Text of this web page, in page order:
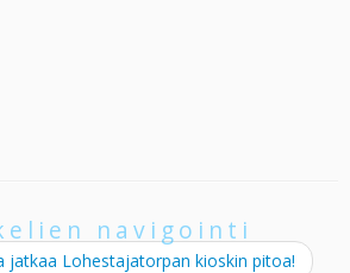
navigointi
jatkaa Lohestajatorpan kioskin pitoa!